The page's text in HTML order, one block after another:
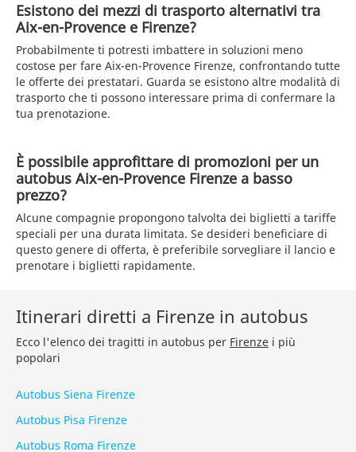
Esistono dei mezzi di trasporto alternativi tra
Aix-en-Provence e Firenze?
Probabilmente ti potresti imbattere in soluzioni meno
costose per fare Aix-en-Provence Firenze, confrontando tutte
le offerte dei prestatari. Guarda se esistono altre modalità di
trasporto che ti possono interessare prima di confermare la
tua prenotazione.
È possibile approfittare di promozioni per un
autobus Aix-en-Provence Firenze a basso
prezzo?
Alcune compagnie propongono talvolta dei biglietti a tariffe
speciali per una durata limitata. Se desideri beneficiare di
questo genere di offerta, è preferibile sorvegliare il lancio e
prenotare i biglietti rapidamente.
Itinerari diretti a Firenze in autobus
Ecco l'elenco dei tragitti in autobus per Firenze i più
popolari
Autobus Siena Firenze
Autobus Pisa Firenze
Autobus Roma Firenze